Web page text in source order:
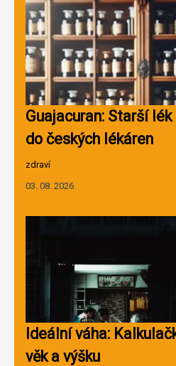
Guajacuran: Starší
do českých lékáren
zdraví
03. 08. 2026
Ideální váha:
věk a výšku